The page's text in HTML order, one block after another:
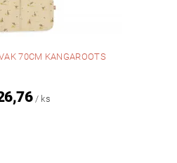
70CM KANGAROOTS
/ ks